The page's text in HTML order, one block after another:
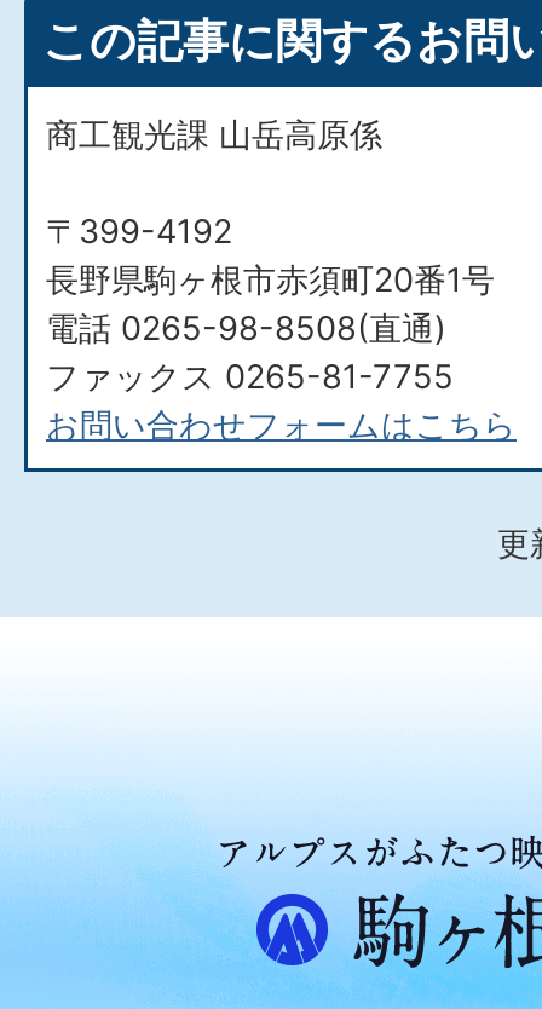
この記事に関するお問
商工観光課 山岳高原係
〒399-4192
長野県駒ヶ根市赤須町20番1号
電話 0265-98-8508(直通)
ファックス 0265-81-7755
お問い合わせフォームはこちら
更
ア
ル
プ